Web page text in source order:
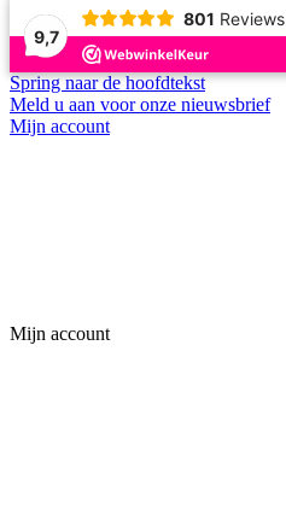
9,7
801 Reviews
Spring naar de hoofdtekst
Meld u aan voor onze nieuwsbrief
Mijn account
Mijn account